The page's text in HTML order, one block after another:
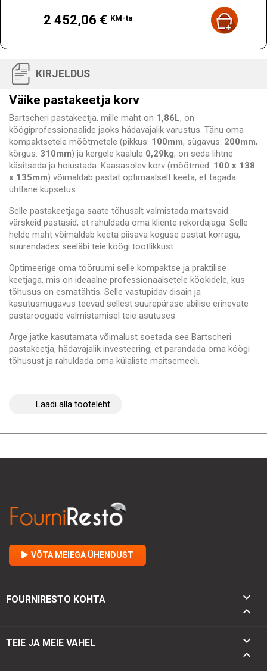
2 452,06 € KM-ta
KIRJELDUS
Väike pastakeetja korv
Bartscheri pastakeetja, mille maht on 1,86L, on
köögiprofessionaalide jaoks hädavajalik varustus. Tänu oma
kompaktsetele mõõtmetele (pikkus: 100mm, sügavus: 200mm,
kõrgus: 310mm) ja kergele kaalule 0,29kg, on seda lihtne
käsitseda ja hoiustada. Kaasasolev korv (mõõtmed: 100 x 138
x 135mm) võimaldab pastat optimaalselt keeta, et tagada
ühtlane küpsetus.
Selle pastakeetjaga saate tõhusalt valmistada maitsvaid
värskeid pastasid, et rahuldada oma kliente rekordajaga. Selle
helde maht võimaldab keeta piisava koguse pastat korraga,
suurendades seeläbi teie köögi tootlikkust.
Optimeerige oma tööruumi selle kompaktse ja praktilise
keetjaga, mis on ideaalne professionaalsetele köökidele, kus
tõhusus on esmatähtis. Selle vastupidav disain ja
kasutusmugavus teevad sellest suurepärase abilise erinevate
pastaroogade valmistamisel teie asutuses.
Ärge jätke kasutamata võimalust soetada see Bartscheri
pastakeetja, hädavajalik investeering, et parandada oma köögi
tõhusust ja rahuldada oma külaliste maitsemeeli.
Laadi alla tooteleht
VÕTA MEIEGA ÜHENDUST
FOURNIRESTO KOHTA


TEIE JA MEIE VAHEL

